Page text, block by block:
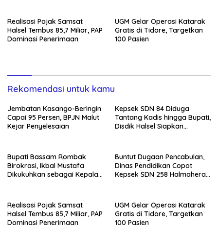
Realisasi Pajak Samsat
Halsel Tembus 85,7 Miliar, PAP
Dominasi Penerimaan
UGM Gelar Operasi Katarak
Gratis di Tidore, Targetkan
100 Pasien
Rekomendasi untuk kamu
Jembatan Kasango-Beringin
Capai 95 Persen, BPJN Malut
Kejar Penyelesaian
Kepsek SDN 84 Diduga
Tantang Kadis hingga Bupati,
Disdik Halsel Siapkan
Bupati Bassam Rombak
Birokrasi, Ikbal Mustafa
Dikukuhkan sebagai Kepala
Buntut Dugaan Pencabulan,
Dinas Pendidikan Copot
Kepsek SDN 258 Halmahera
Realisasi Pajak Samsat
Halsel Tembus 85,7 Miliar, PAP
Dominasi Penerimaan
UGM Gelar Operasi Katarak
Gratis di Tidore, Targetkan
100 Pasien